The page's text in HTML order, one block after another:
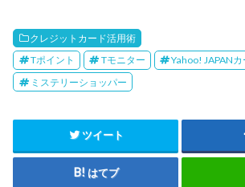
クレジットカード活用術
Tポイント
Tモニター Yahoo! JAPANカ
ミステリーショッパー
ツイート
はてブ